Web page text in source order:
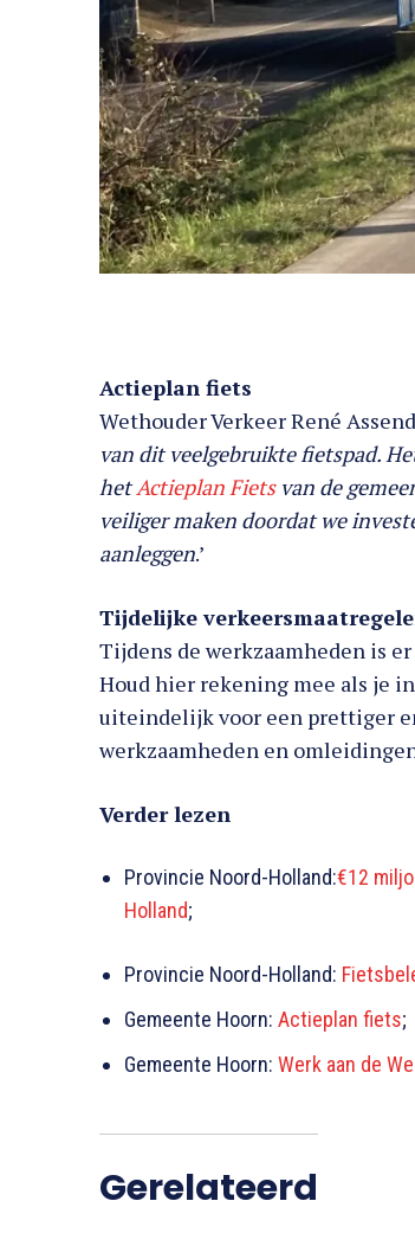
Actieplan fiets
Wethouder Verkeer René
van dit veelgebruikte fietspad.
hetActieplan Fietsvan de
veiliger maken doordat we
aanleggen.’
Tijdelijke
Tijdens de werkzaamheden is
Houd hier rekening mee als je
uiteindelijk voor een prettiger
werkzaamheden en
Verder lezen
Provincie Noord-Holland:€12
Holland;
Provincie Noord-Holland:
Gemeente Hoorn: Actieplan fiets;
Gemeente Hoorn: Werk aan de
Gerelateerd